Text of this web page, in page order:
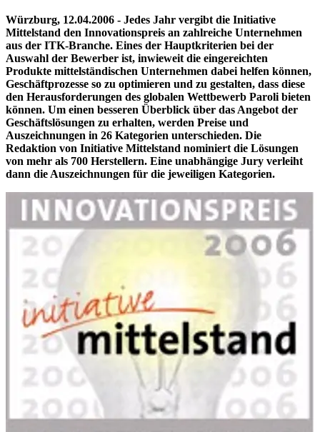
Würzburg, 12.04.2006 - Jedes Jahr vergibt die Initiative
Mittelstand den Innovationspreis an zahlreiche Unternehmen
aus der ITK-Branche. Eines der Hauptkriterien bei der
Auswahl der Bewerber ist, inwieweit die eingereichten
Produkte mittelständischen Unternehmen dabei helfen können,
Geschäftprozesse so zu optimieren und zu gestalten, dass diese
den Herausforderungen des globalen Wettbewerb Paroli bieten
können. Um einen besseren Überblick über das Angebot der
Geschäftslösungen zu erhalten, werden Preise und
Auszeichnungen in 26 Kategorien unterschieden. Die
Redaktion von Initiative Mittelstand nominiert die Lösungen
von mehr als 700 Herstellern. Eine unabhängige Jury verleiht
dann die Auszeichnungen für die jeweiligen Kategorien.